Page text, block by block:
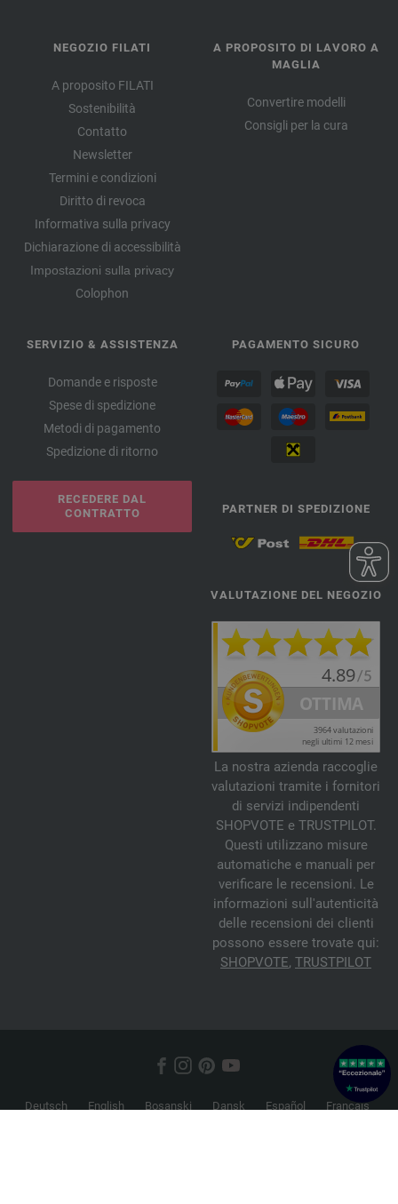
NEGOZIO FILATI
A proposito FILATI
Sostenibilità
Contatto
Newsletter
Termini e condizioni
Diritto di revoca
Informativa sulla privacy
Dichiarazione di accessibilità
Impostazioni sulla privacy
Colophon
A PROPOSITO DI LAVORO A
MAGLIA
Convertire modelli
Consigli per la cura
SERVIZIO & ASSISTENZA
Domande e risposte
Spese di spedizione
Metodi di pagamento
Spedizione di ritorno
RECEDERE DAL
CONTRATTO
PAGAMENTO SICURO
PARTNER DI SPEDIZIONE
VALUTAZIONE DEL NEGOZIO
La nostra azienda raccoglie
valutazioni tramite i fornitori
di servizi indipendenti
SHOPVOTE e TRUSTPILOT.
Questi utilizzano misure
automatiche e manuali per
verificare le recensioni. Le
informazioni sull'autenticità
delle recensioni dei clienti
possono essere trovate qui:
SHOPVOTE, TRUSTPILOT
Deutsch English Bosanski Dansk Español
Français